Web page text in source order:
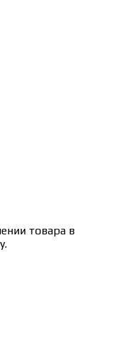
товара в